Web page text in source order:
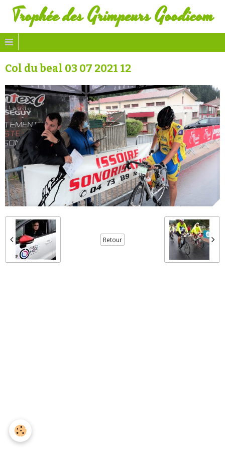
Trophée des Grimpeurs Goodicom
Col du beal 03 07 2021 12
Retour